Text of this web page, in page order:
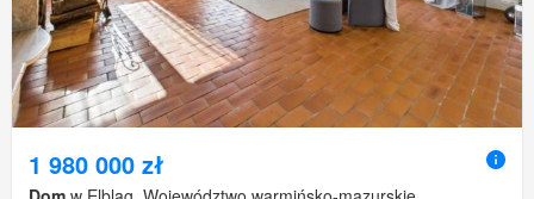
1 980 000 zł